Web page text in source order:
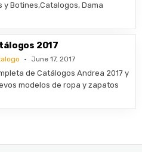
y Botines,Catalogos, Dama
2017
June 17, 2017
de Catálogos Andrea 2017 y
modelos de ropa y zapatos